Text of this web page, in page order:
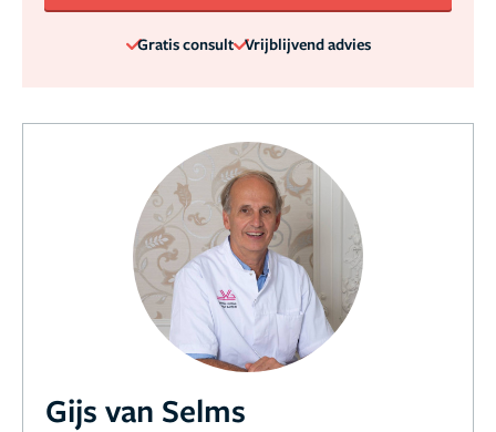
Gratis consult Vrijblijvend advies
Gijs van Selms